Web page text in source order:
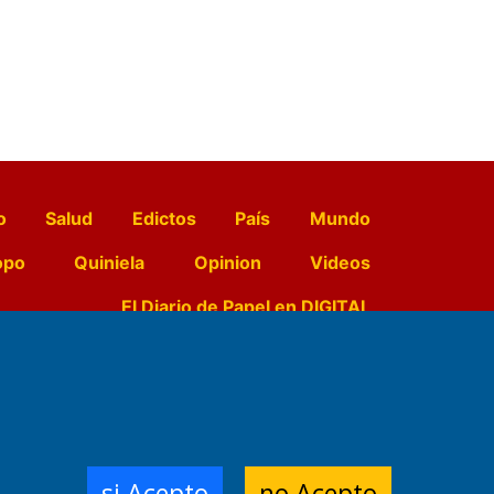
Salud Edictos País
Mundo
Quiniela Opinion
Videos
El Diario de Papel en DIGITAL